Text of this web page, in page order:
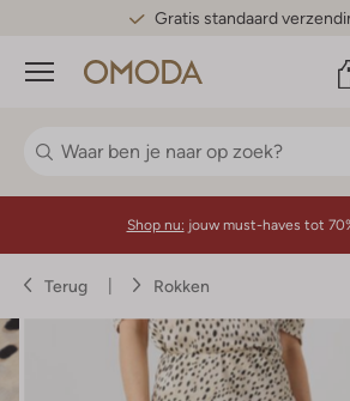
Gratis standaard
Menu
Shop nu: jouw must-haves tot
Terug Rokken